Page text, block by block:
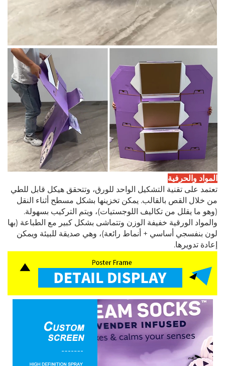
المواد والحرفية
تعتمد على تقنية التشكيل الواحد للورق، وتتحقق هيكل قابل للطي
من خلال القص بالقالب. يمكن تخزينها بشكل مسطح أثناء النقل
(وهو ما يقلل من تكاليف اللوجستيات)، ويتم التركيب بسهولة.
والمواد الورقية خفيفة الوزن وتتماشى بشكل كبير مع الطباعة (بها
لون بنفسجي أساسي + أنماط رائعة)، وهي صديقة للبيئة ويمكن
إعادة تدويرها.